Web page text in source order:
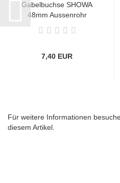
Gabelbuchse SHOWA
48mm Aussenrohr
7,40 EUR
Für weitere Informationen
diesem Artikel.